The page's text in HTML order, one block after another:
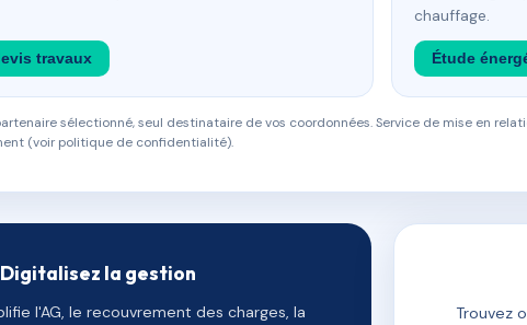
travaux
chauffage.
Étude
sélectionné, seul destinataire de vos coordonnées. Service de mise en
(voir politique de confidentialité).
Digitalisez la gestion
l'AG, le recouvrement des charges, la
Trouvez